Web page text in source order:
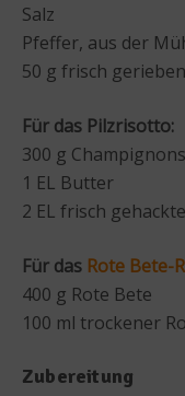
Salz
Pfeffer, aus der
50 g frisch
Für das Pilzrisotto:
300 g Champignons
1 EL Butter
2 EL frisch
Für das Rote Bete-
400 g Rote Bete
100 ml trockener
Zubereitung